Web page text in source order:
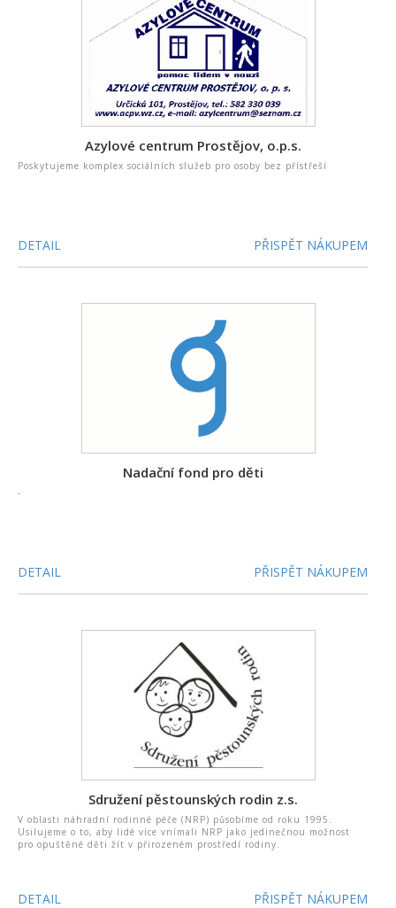
Azylové centrum Prostějov, o.p.s.
Poskytujeme komplex sociálních služeb pro osoby bez přístřeší
DETAIL PŘISPĚT NÁKUPEM
Nadační fond pro děti
-
DETAIL PŘISPĚT NÁKUPEM
Sdružení pěstounských rodin z.s.
V oblasti náhradní rodinné péče (NRP) působíme od roku 1995.
Usilujeme o to, aby lidé více vnímali NRP jako jedinečnou možnost
pro opuštěné děti žít v přirozeném prostředí rodiny.
DETAIL PŘISPĚT NÁKUPEM